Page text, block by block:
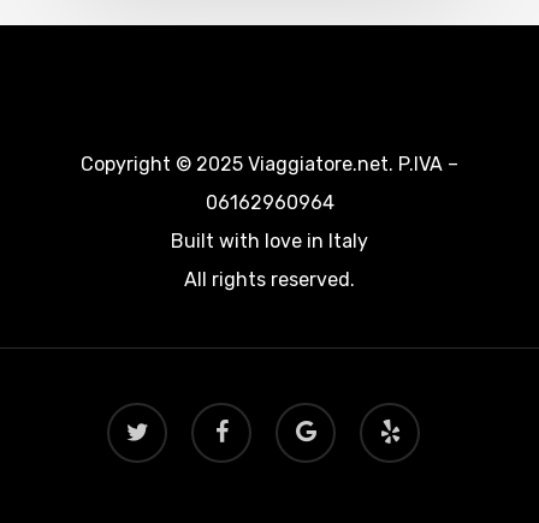
Copyright © 2025 Viaggiatore.net. P.IVA –
06162960964
Built with love in Italy
All rights reserved.
twitter facebook
google-
plus
yelp